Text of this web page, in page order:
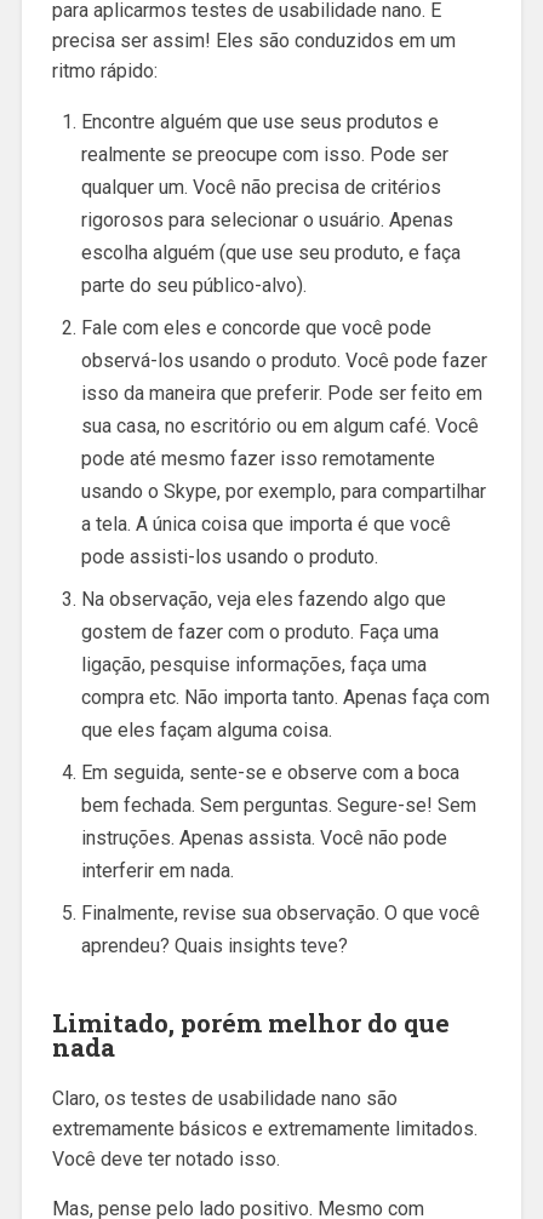
para aplicarmos testes de usabilidade nano. E
precisa ser assim! Eles são conduzidos em um
ritmo rápido:
Encontre alguém que use seus produtos e
realmente se preocupe com isso. Pode ser
qualquer um. Você não precisa de critérios
rigorosos para selecionar o usuário. Apenas
escolha alguém (que use seu produto, e faça
parte do seu público-alvo).
Fale com eles e concorde que você pode
observá-los usando o produto. Você pode fazer
isso da maneira que preferir. Pode ser feito em
sua casa, no escritório ou em algum café. Você
pode até mesmo fazer isso remotamente
usando o Skype, por exemplo, para compartilhar
a tela. A única coisa que importa é que você
pode assisti-los usando o produto.
Na observação, veja eles fazendo algo que
gostem de fazer com o produto. Faça uma
ligação, pesquise informações, faça uma
compra etc. Não importa tanto. Apenas faça com
que eles façam alguma coisa.
Em seguida, sente-se e observe com a boca
bem fechada. Sem perguntas. Segure-se! Sem
instruções. Apenas assista. Você não pode
interferir em nada.
Finalmente, revise sua observação. O que você
aprendeu? Quais insights teve?
Limitado, porém melhor do que
nada
Claro, os testes de usabilidade nano são
extremamente básicos e extremamente limitados.
Você deve ter notado isso.
Mas, pense pelo lado positivo. Mesmo com